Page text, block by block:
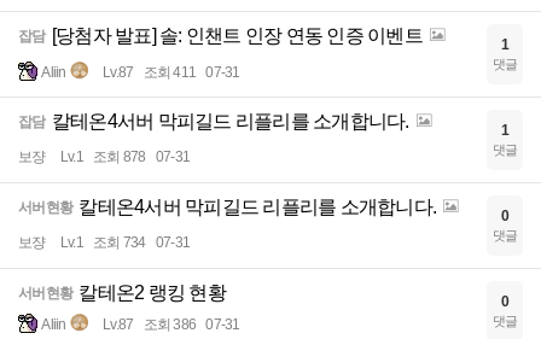
잡담 [당첨자 발표] 솔: 인챈트 인장 연동 인증 이벤트
Aliin Lv.87 조회 411 07-31
1
댓글
잡담 칼테온4서버 막피길드 리플리를 소개합니다.
보쟝 Lv.1 조회 878 07-31
1
댓글
서버현황 칼테온4서버 막피길드 리플리를 소개합니다.
보쟝 Lv.1 조회 734 07-31
0
댓글
서버현황 칼테온2 랭킹 현황
Aliin Lv.87 조회 386 07-31
0
댓글